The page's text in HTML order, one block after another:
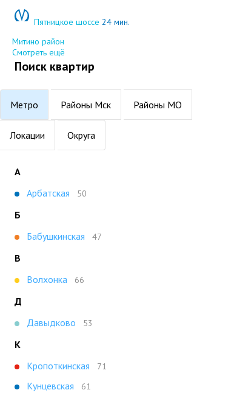
Пятницкое шоссе 24 мин.
Митино район
Смотреть ещё
Поиск квартир
Метро Районы Мск Районы МО
Локации Округа
А
Арбатская
50
Б
Бабушкинская
47
В
Волхонка
66
Д
Давыдково
53
К
Кропоткинская
71
Кунцевская 61